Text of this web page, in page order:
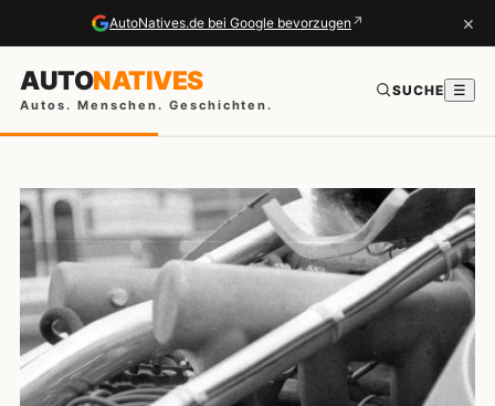
AutoNatives.de bei Google bevorzugen ↗ ×
AUTONATIVES
Autos. Menschen. Geschichten.
SUCHE ☰